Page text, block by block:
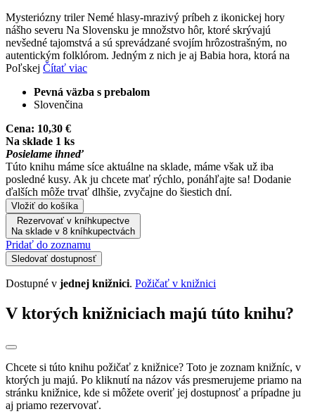
Mysteriózny triler Nemé hlasy-mrazivý príbeh z ikonickej hory
nášho severu Na Slovensku je množstvo hôr, ktoré skrývajú
nevšedné tajomstvá a sú sprevádzané svojím hrôzostrašným, no
autentickým folklórom. Jedným z nich je aj Babia hora, ktorá na
Poľskej Čítať viac
Pevná väzba s prebalom
Slovenčina
Cena: 10,30 €
Na sklade 1 ks
Posielame ihneď
Túto knihu máme síce aktuálne na sklade, máme však už iba
posledné kusy. Ak ju chcete mať rýchlo, ponáhľajte sa! Dodanie
ďalších môže trvať dlhšie, zvyčajne do šiestich dní.
Vložiť do košíka
Rezervovať v kníhkupectve
Na sklade v 8 kníhkupectvách
Pridať do zoznamu
Sledovať dostupnosť
Dostupné v jednej knižnici. Požičať v knižnici
V ktorých knižniciach majú túto knihu?
Chcete si túto knihu požičať z knižnice? Toto je zoznam knižníc, v
ktorých ju majú. Po kliknutí na názov vás presmerujeme priamo na
stránku knižnice, kde si môžete overiť jej dostupnosť a prípadne ju
aj priamo rezervovať.